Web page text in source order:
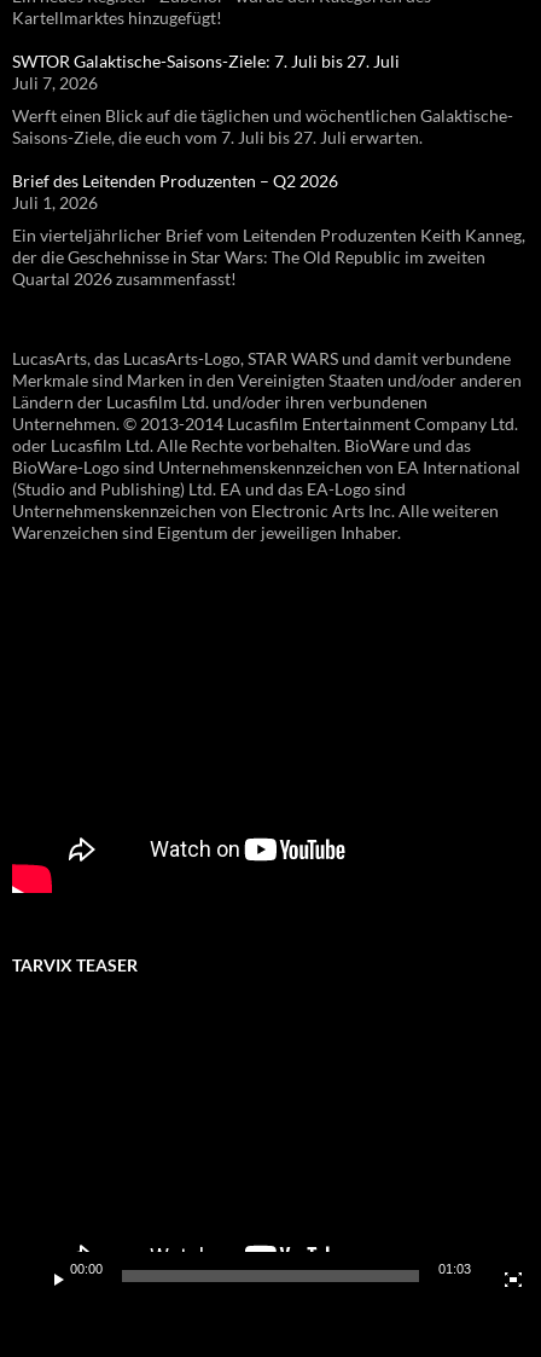
Kartellmarktes hinzugefügt!
SWTOR Galaktische-Saisons-Ziele: 7. Juli bis 27. Juli
Juli 7, 2026
Werft einen Blick auf die täglichen und wöchentlichen Galaktische-
Saisons-Ziele, die euch vom 7. Juli bis 27. Juli erwarten.
Brief des Leitenden Produzenten – Q2 2026
Juli 1, 2026
Ein vierteljährlicher Brief vom Leitenden Produzenten Keith Kanneg,
der die Geschehnisse in Star Wars: The Old Republic im zweiten
Quartal 2026 zusammenfasst!
LucasArts, das LucasArts-Logo, STAR WARS und damit verbundene
Merkmale sind Marken in den Vereinigten Staaten und/oder anderen
Ländern der Lucasfilm Ltd. und/oder ihren verbundenen
Unternehmen. © 2013-2014 Lucasfilm Entertainment Company Ltd.
oder Lucasfilm Ltd. Alle Rechte vorbehalten. BioWare und das
BioWare-Logo sind Unternehmenskennzeichen von EA International
(Studio and Publishing) Ltd. EA und das EA-Logo sind
Unternehmenskennzeichen von Electronic Arts Inc. Alle weiteren
Warenzeichen sind Eigentum der jeweiligen Inhaber.
TARVIX TEASER
00:00 01:03